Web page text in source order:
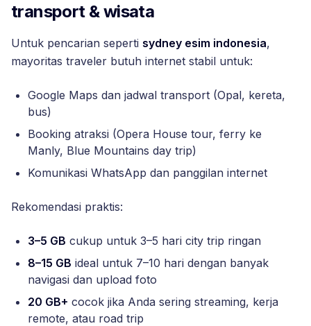
transport & wisata
Untuk pencarian seperti sydney esim indonesia,
mayoritas traveler butuh internet stabil untuk:
Google Maps dan jadwal transport (Opal, kereta,
bus)
Booking atraksi (Opera House tour, ferry ke
Manly, Blue Mountains day trip)
Komunikasi WhatsApp dan panggilan internet
Rekomendasi praktis:
3–5 GB cukup untuk 3–5 hari city trip ringan
8–15 GB ideal untuk 7–10 hari dengan banyak
navigasi dan upload foto
20 GB+ cocok jika Anda sering streaming, kerja
remote, atau road trip